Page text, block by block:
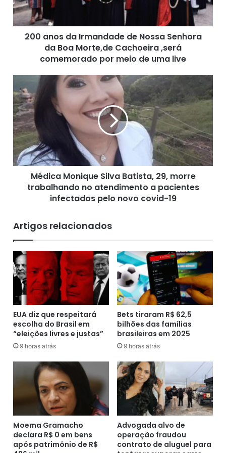
s
d
a
a
d
e
d
e
N
o
n
r
a
B
o
a
M
o
C
a
c
h
200 anos da Irmandade de Nossa Senhora
da Boa Morte,de Cachoeira ,será
comemorado por meio de uma live
é
d
i
c
a
M
o
n
i
l
v
a
B
i
s
t
a
,
o
e
r
Médica Monique Silva Batista, 29, morre
trabalhando no atendimento a pacientes
infectados pelo novo covid-19
Artigos relacionados
EUA diz que respeitará
escolha do Brasil em
“eleições livres e justas”
9 horas atrás
Bets tiraram R$ 62,5
bilhões das famílias
brasileiras em 2025
9 horas atrás
Moema Gramacho
declara R$ 0 em bens
após patrimônio de R$
Advogada alvo de
operação fraudou
contrato de aluguel para